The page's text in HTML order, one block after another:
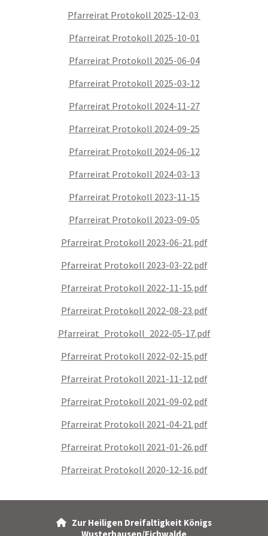
Pfarreirat Protokoll 2025-12-03
Pfarreirat Protokoll 2025-10-01
Pfarreirat Protokoll 2025-06-04
Pfarreirat Protokoll 2025-03-12
Pfarreirat Protokoll 2024-11-27
Pfarreirat Protokoll 2024-09-25
Pfarreirat Protokoll 2024-06-12
Pfarreirat Protokoll 2024-03-13
Pfarreirat Protokoll 2023-11-15
Pfarreirat Protokoll 2023-09-05
Pfarreirat Protokoll 2023-06-21.pdf
Pfarreirat Protokoll 2023-03-22.pdf
Pfarreirat Protokoll 2022-11-15.pdf
Pfarreirat Protokoll 2022-08-23.pdf
Pfarreirat_Protokoll_2022-05-17.pdf
Pfarreirat Protokoll 2022-02-15.pdf
Pfarreirat Protokoll 2021-11-12.pdf
Pfarreirat Protokoll 2021-09-02.pdf
Pfarreirat Protokoll 2021-04-21.pdf
Pfarreirat Protokoll 2021-01-26.pdf
Pfarreirat Protokoll 2020-12-16.pdf

Zur Heiligen Dreifaltigkeit Königs